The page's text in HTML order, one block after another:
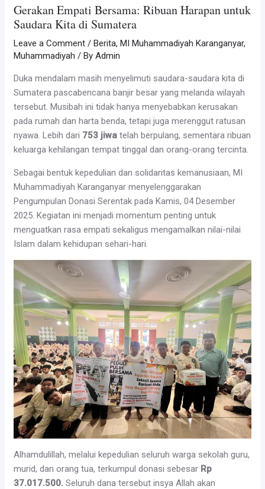
Gerakan Empati Bersama: Ribuan Harapan untuk
Saudara Kita di Sumatera
Leave a Comment /Berita,MI Muhammadiyah Karanganyar,
Muhammadiyah / ByAdmin
Duka mendalam masih menyelimuti saudara-saudara kita di
Sumatera pascabencana banjir besar yang melanda wilayah
tersebut. Musibah ini tidak hanya menyebabkan kerusakan
pada rumah dan harta benda, tetapi juga merenggut ratusan
nyawa. Lebih dari 753 jiwa telah berpulang, sementara ribuan
keluarga kehilangan tempat tinggal dan orang-orang tercinta.
Sebagai bentuk kepedulian dan solidaritas kemanusiaan, MI
Muhammadiyah Karanganyar menyelenggarakan
Pengumpulan Donasi Serentak pada Kamis, 04 Desember
2025. Kegiatan ini menjadi momentum penting untuk
menguatkan rasa empati sekaligus mengamalkan nilai-nilai
Islam dalam kehidupan sehari-hari.
Alhamdulillah, melalui kepedulian seluruh warga sekolah guru,
murid, dan orang tua, terkumpul donasi sebesar Rp
37.017.500. Seluruh dana tersebut insya Allah akan